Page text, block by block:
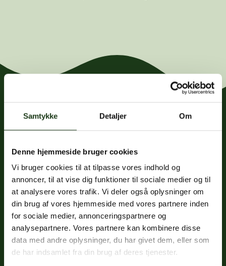
Samtykke Detaljer Om
Denne hjemmeside bruger cookies
Vi bruger cookies til at tilpasse vores indhold og
annoncer, til at vise dig funktioner til sociale medier og til
at analysere vores trafik. Vi deler også oplysninger om
din brug af vores hjemmeside med vores partnere inden
for sociale medier, annonceringspartnere og
analysepartnere. Vores partnere kan kombinere disse
data med andre oplysninger, du har givet dem, eller som
de har indsamlet fra din brug af deres tjenester.
Fredericiavej 69B, st.
7100 Vejle
CVR: 32334512
Trustpilot
Sociale medier